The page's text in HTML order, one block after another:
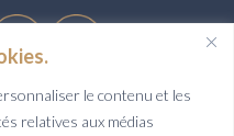
le contenu et les
relatives aux médias